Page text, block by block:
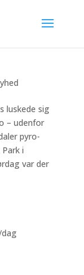
luskede sig
– udenfor
pyro-
i
var der